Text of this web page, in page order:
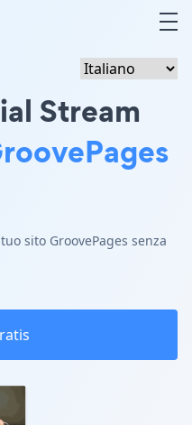
Stream
sito GroovePages senza